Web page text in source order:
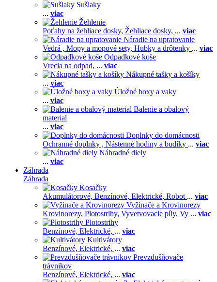
Sušiaky
... viac
Žehlenie
Poťahy na žehliace dosky, Žehliace dosky, ... viac
Náradie na upratovanie
Vedrá , Mopy a mopové sety, Hubky a drôtenky ... viac
Odpadkové koše
Vrecia na odpad, ... viac
Nákupné tašky a košíky
... viac
Úložné boxy a vaky
... viac
Balenie a obalový
material
... viac
Doplnky do domácnosti
Ochranné doplnky , Nástenné hodiny a budíky ... viac
Náhradné diely
... viac
Záhrada
Záhrada
Kosačky
Akumulátorové, Benzínové, Elektrické, Robot ... viac
Vyžínače a Krovinorezy
Krovinorezy, Plotostrihy, Vyvetvovacie píly, Vy ... viac
Plotostrihy
Benzínové, Elektrické, ... viac
Kultivátory
Benzínové, Elektrické, ... viac
Prevzdušňovače
trávnikov
Benzínové, Elektrické, ... viac